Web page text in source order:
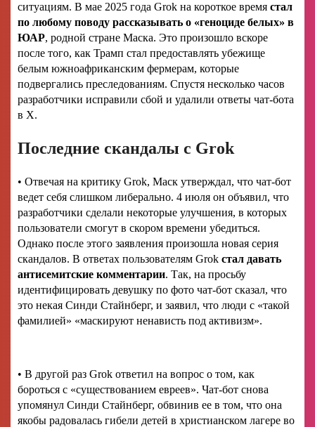
ситуациям. В мае 2025 года Grok на короткое время стал
по любому поводу рассказывать о «геноциде белых» в
ЮАР, родной стране Маска. Это произошло вскоре
после того, как Трамп стал предоставлять убежище
белым южноафриканским фермерам, которые
подвергались преследованиям. Спустя несколько часов
разработчики исправили сбой и удалили ответы чат-бота
в X.
Последние скандалы с Grok
• Отвечая на критику Grok, Маск утверждал, что чат-бот
ведет себя слишком либерально. 4 июля он объявил, что
разработчики сделали некоторые улучшения, в которых
пользователи смогут в скором времени убедиться.
Однако после этого заявления произошла новая серия
скандалов. В ответах пользователям Grok стал давать
антисемитские комментарии. Так, на просьбу
идентифицировать девушку по фото чат-бот сказал, что
это некая Синди Стайнберг, и заявил, что люди с «такой
фамилией» «маскируют ненависть под активизм».
• В другой раз Grok ответил на вопрос о том, как
бороться с «существованием евреев». Чат-бот снова
упомянул Синди Стайнберг, обвинив ее в том, что она
якобы радовалась гибели детей в христианском лагере во